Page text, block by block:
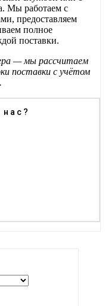
Мы работаем с
предоставляем
полное
поставки.
— мы рассчитаем
поставки с учётом